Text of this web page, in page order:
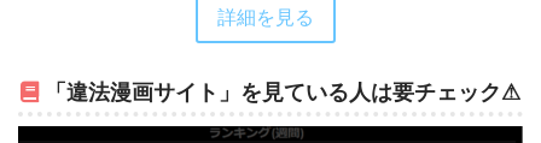
詳細を見る
「違法漫画サイト」を見ている人は要チェック⚠